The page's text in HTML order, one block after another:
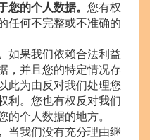
您的个人数据。 您有权
任何不完整或不准确的
如果我们依赖合法利益
，并且您的特定情况存
此为由反对我们处理您
利。您也有权反对我们
的个人数据的地方。
当我们没有充分理由继